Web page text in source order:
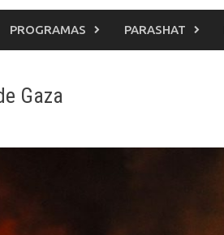
PROGRAMAS PARASHAT
Gaza